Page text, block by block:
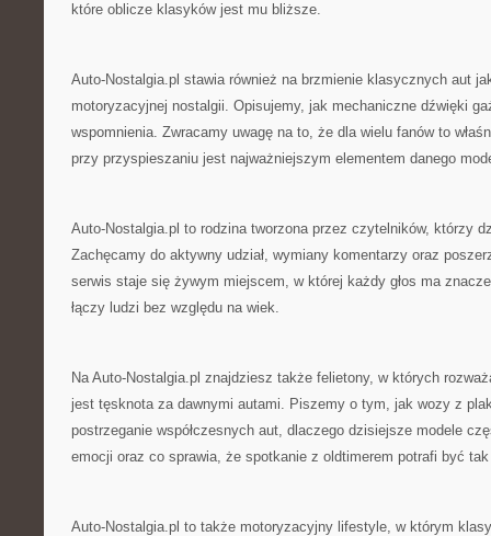
które oblicze klasyków jest mu bliższe.
Auto-Nostalgia.pl stawia również na brzmienie klasycznych aut
motoryzacyjnej nostalgii. Opisujemy, jak mechaniczne dźwięki
wspomnienia. Zwracamy uwagę na to, że dla wielu fanów to
przy przyspieszaniu jest najważniejszym elementem danego
Auto-Nostalgia.pl to rodzina tworzona przez czytelników, którzy
Zachęcamy do aktywny udział, wymiany komentarzy oraz
serwis staje się żywym miejscem, w której każdy głos ma
łączy ludzi bez względu na wiek.
Na Auto-Nostalgia.pl znajdziesz także felietony, w których
jest tęsknota za dawnymi autami. Piszemy o tym, jak wozy z
postrzeganie współczesnych aut, dlaczego dzisiejsze modele
emocji oraz co sprawia, że spotkanie z oldtimerem potrafi być
Auto-Nostalgia.pl to także motoryzacyjny lifestyle, w którym